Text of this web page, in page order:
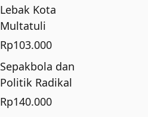
Lebak Kota
Multatuli
Rp103.000
Sepakbola dan
Politik Radikal
Rp140.000